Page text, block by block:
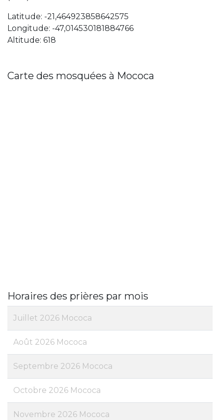
Latitude: -21,464923858642575
Longitude: -47,014530181884766
Altitude: 618
Carte des mosquées à Mococa
Horaires des prières par mois
Juillet 2026 Mococa
Août 2026 Mococa
Septembre 2026 Mococa
Octobre 2026 Mococa
Novembre 2026 Mococa